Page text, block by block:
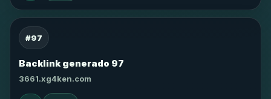
#97
Backlink generado 97
3661.xg4ken.com